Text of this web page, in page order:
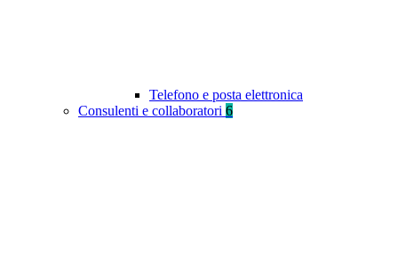
Telefono e posta elettronica
Consulenti e collaboratori 6